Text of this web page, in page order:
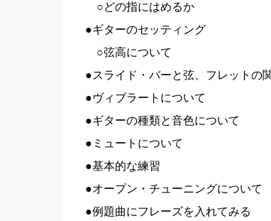
○どの指にはめるか
●ギターのセッティング
○弦高について
●スライド・バーと弦、フレットの
●ヴィブラートについて
●ギターの種類と音色について
●ミュートについて
●基本的な練習
●オープン・チューニングについて
●例題曲にフレーズを入れてみる